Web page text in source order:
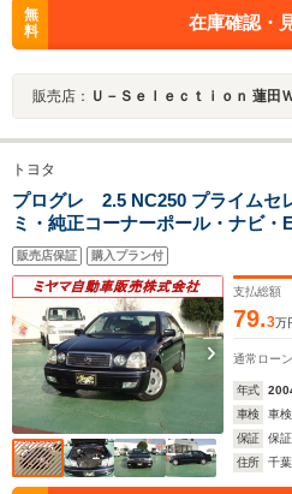
無
料
在庫確認・
販売店： Ｕ－Ｓｅｌｅｃｔｉｏｎ 蓮田
トヨタ
プログレ 2.5 NC250 プライム
ミ・純正コーナーポール・ナビ・
販売店保証 購入プラン付
支払総額
79.3万
通常ローン
年式
車検
車
保証
保
住所
千